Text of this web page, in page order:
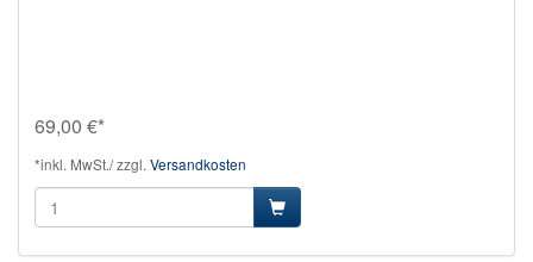
69,00 €*
*inkl. MwSt./ zzgl. Versandkosten